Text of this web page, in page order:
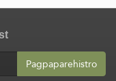
Pagpaparehistro